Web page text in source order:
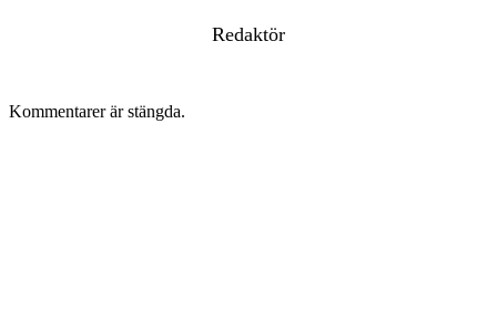
Redaktör
Kommentarer är stängda.